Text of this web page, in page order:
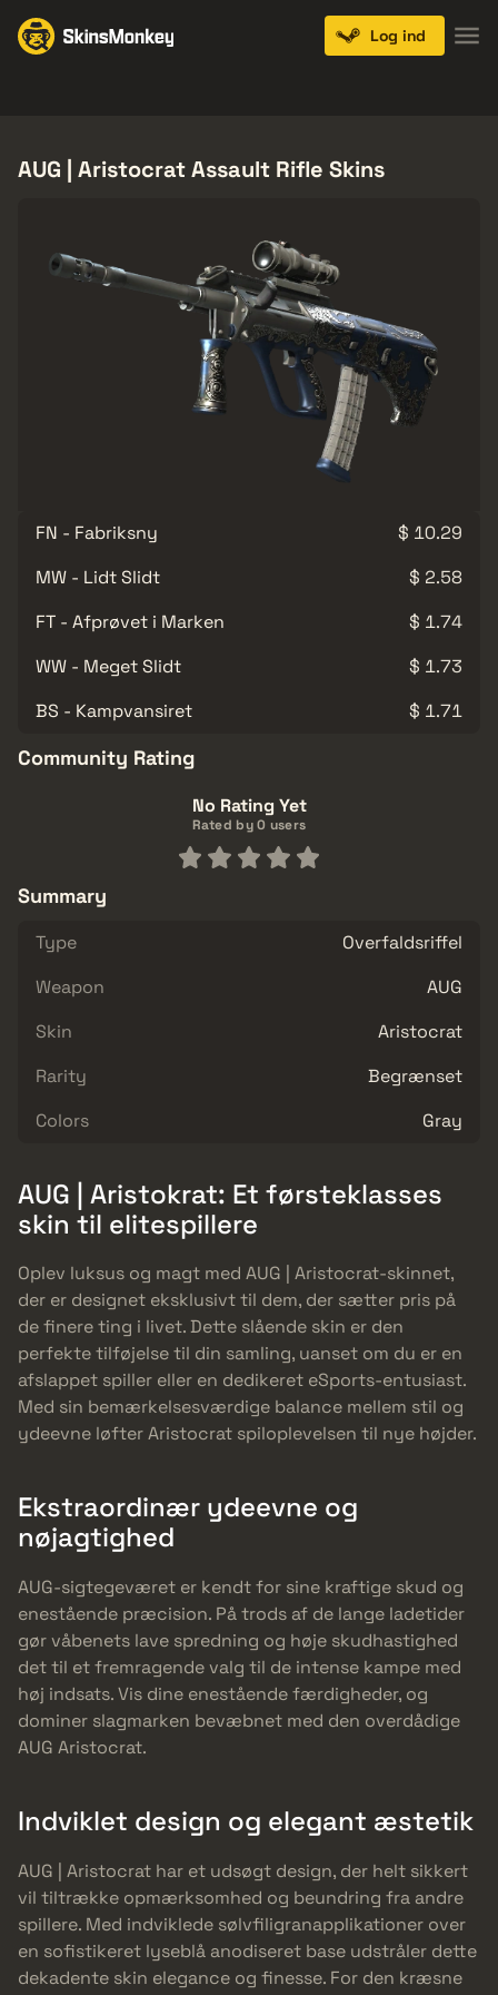
Log ind
AUG | Aristocrat Assault Rifle Skins
FN - Fabriksny
$ 10.29
MW - Lidt Slidt
$ 2.58
FT - Afprøvet i Marken
$ 1.74
WW - Meget Slidt
$ 1.73
BS - Kampvansiret
$ 1.71
Community Rating
No Rating Yet
Rated by 0 users
Summary
Type
Overfaldsriffel
Weapon
AUG
Skin
Aristocrat
Rarity
Begrænset
Colors
Gray
AUG | Aristokrat: Et førsteklasses
skin til elitespillere
Oplev luksus og magt med AUG | Aristocrat-skinnet,
der er designet eksklusivt til dem, der sætter pris på
de finere ting i livet. Dette slående skin er den
perfekte tilføjelse til din samling, uanset om du er en
afslappet spiller eller en dedikeret eSports-entusiast.
Med sin bemærkelsesværdige balance mellem stil og
ydeevne løfter Aristocrat spiloplevelsen til nye højder.
Ekstraordinær ydeevne og
nøjagtighed
AUG-sigtegeværet er kendt for sine kraftige skud og
enestående præcision. På trods af de lange ladetider
gør våbenets lave spredning og høje skudhastighed
det til et fremragende valg til de intense kampe med
høj indsats. Vis dine enestående færdigheder, og
dominer slagmarken bevæbnet med den overdådige
AUG Aristocrat.
Indviklet design og elegant æstetik
AUG | Aristocrat har et udsøgt design, der helt sikkert
vil tiltrække opmærksomhed og beundring fra andre
spillere. Med indviklede sølvfiligranapplikationer over
en sofistikeret lyseblå anodiseret base udstråler dette
dekadente skin elegance og finesse. For den kræsne